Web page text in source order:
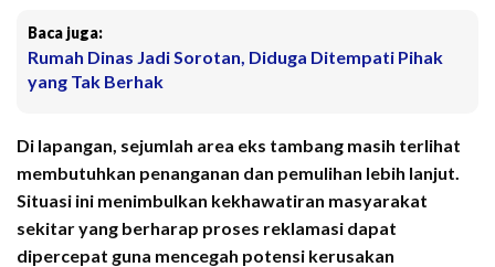
Baca juga:
Rumah Dinas Jadi Sorotan, Diduga Ditempati Pihak
yang Tak Berhak
Di lapangan, sejumlah area eks tambang masih terlihat
membutuhkan penanganan dan pemulihan lebih lanjut.
Situasi ini menimbulkan kekhawatiran masyarakat
sekitar yang berharap proses reklamasi dapat
dipercepat guna mencegah potensi kerusakan